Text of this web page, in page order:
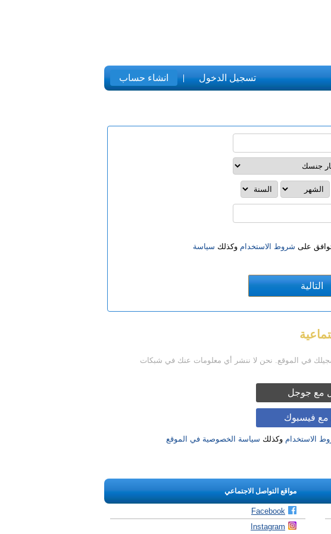
انشاء حساب تسجيل الدخول
على شروط الاستخدام وكذلك سياسة
في الموقع. نحن لا ننشر أي معلومات عنك في شبكات
مع جوجل
مع فيسبوك
الاستخدام وكذلك سياسة الخصوصية في الموقع
مواقع التواصل الاجتماعي
Facebook
Instagram